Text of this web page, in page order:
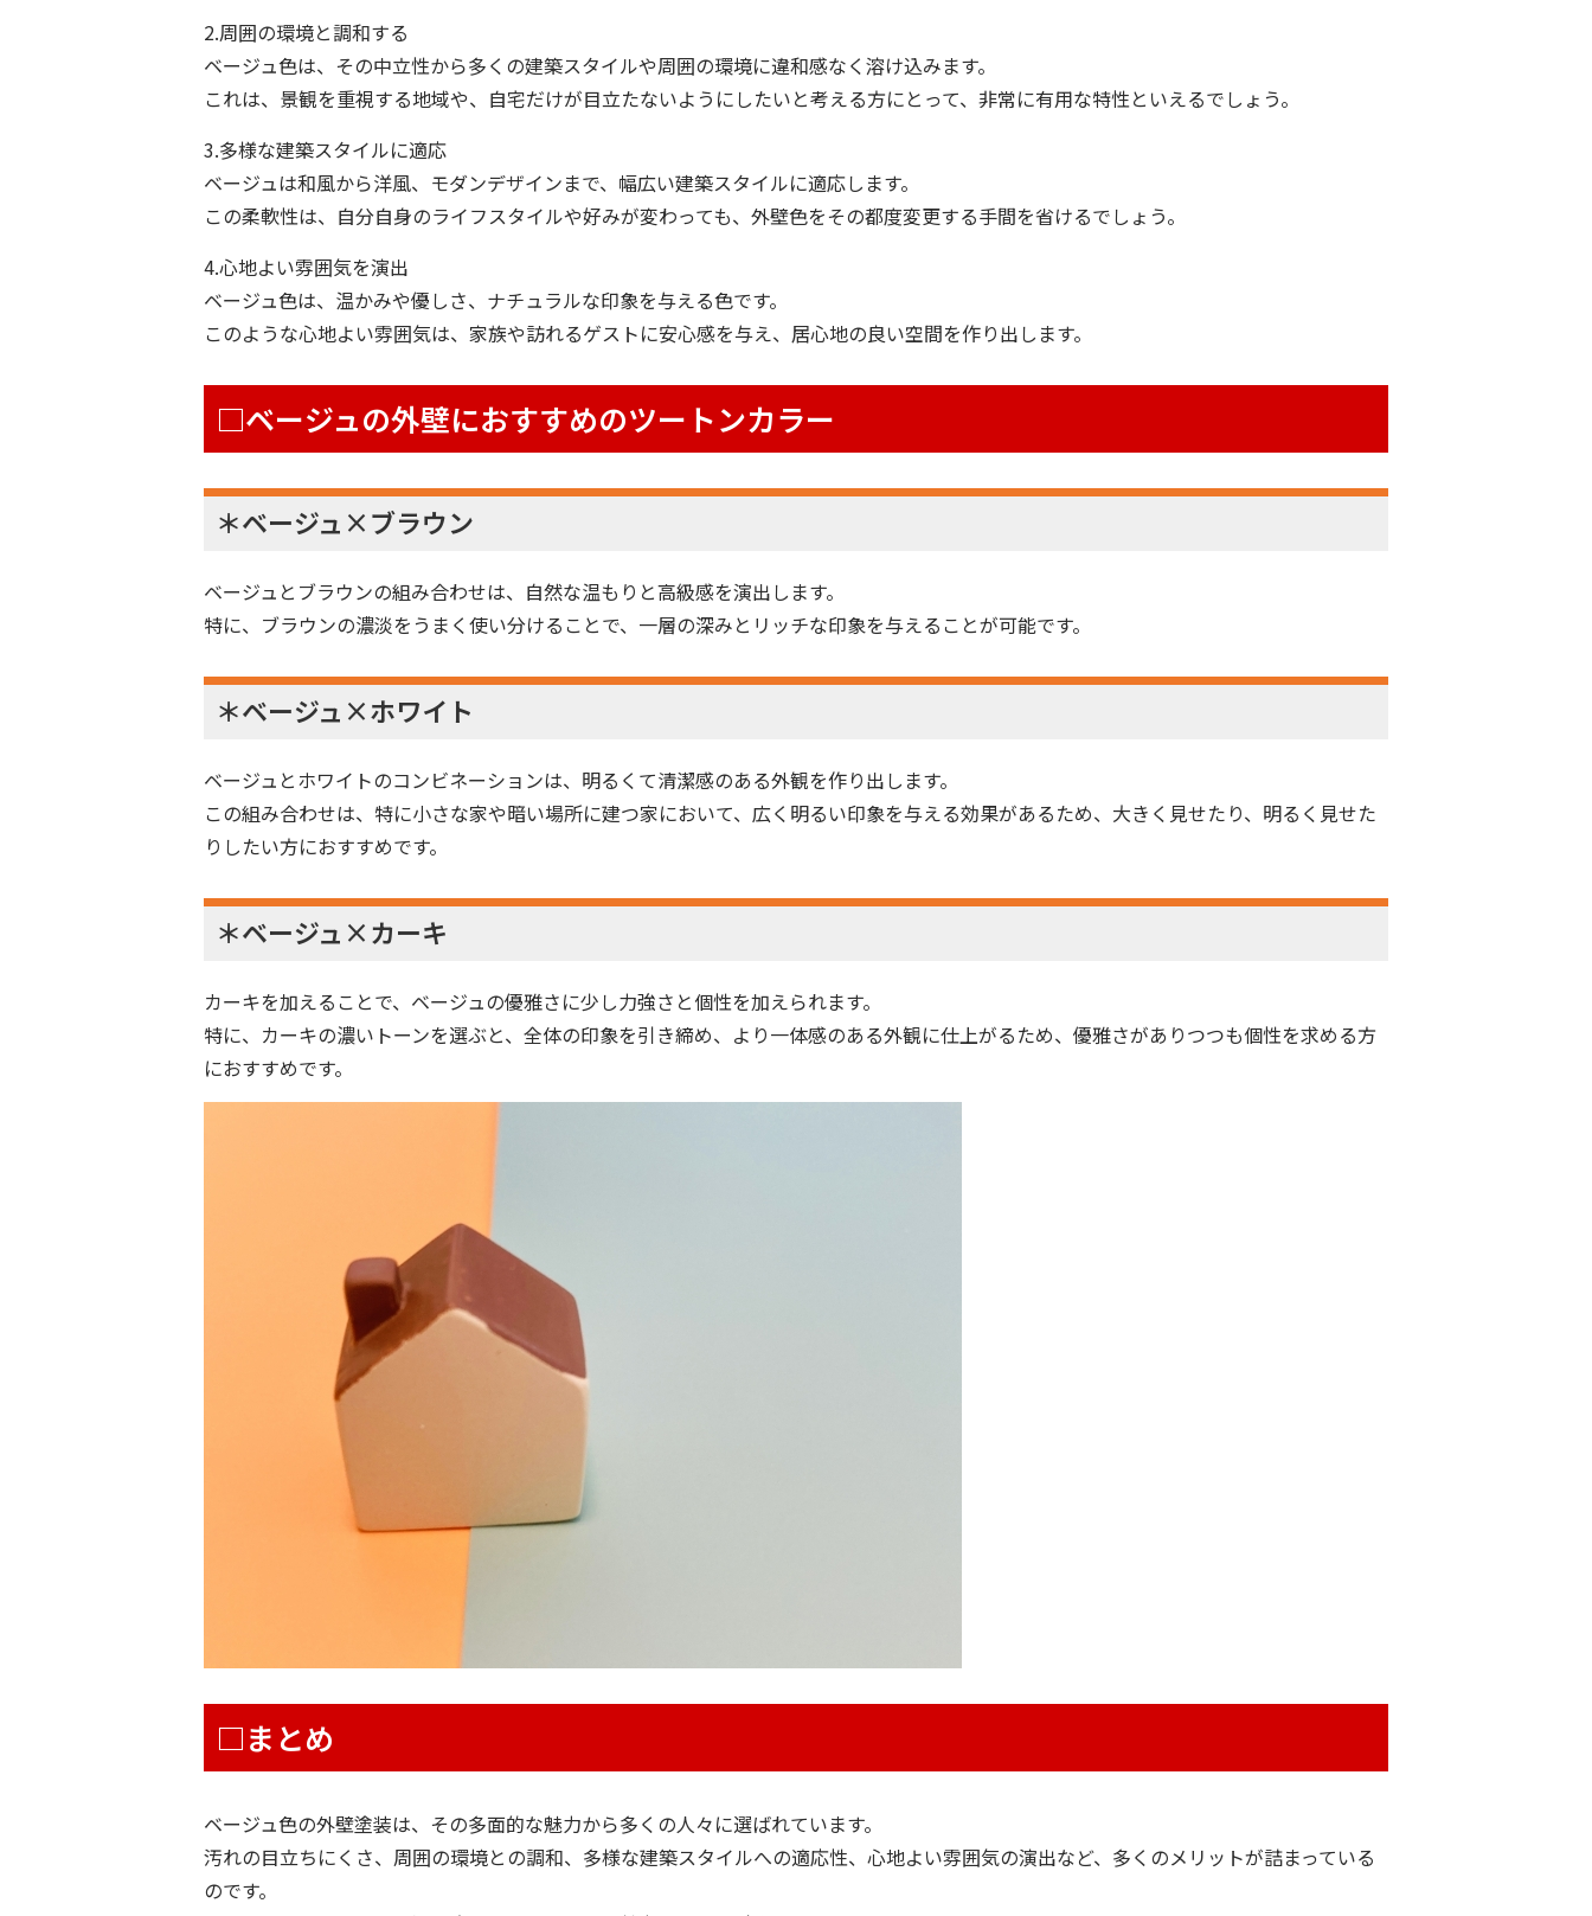
2.周囲の環境と調和する
ベージュ色は、その中立性から多くの建築スタイルや周囲の環境に違和感なく溶け込みます。
これは、景観を重視する地域や、自宅だけが目立たないようにしたいと考える方にとって、非常に有用な特性といえるでしょう。
3.多様な建築スタイルに適応
ベージュは和風から洋風、モダンデザインまで、幅広い建築スタイルに適応します。
この柔軟性は、自分自身のライフスタイルや好みが変わっても、外壁色をその都度変更する手間を省けるでしょう。
4.心地よい雰囲気を演出
ベージュ色は、温かみや優しさ、ナチュラルな印象を与える色です。
このような心地よい雰囲気は、家族や訪れるゲストに安心感を与え、居心地の良い空間を作り出します。
□ベージュの外壁におすすめのツートンカラー
＊ベージュ×ブラウン
ベージュとブラウンの組み合わせは、自然な温もりと高級感を演出します。
特に、ブラウンの濃淡をうまく使い分けることで、一層の深みとリッチな印象を与えることが可能です。
＊ベージュ×ホワイト
ベージュとホワイトのコンビネーションは、明るくて清潔感のある外観を作り出します。
この組み合わせは、特に小さな家や暗い場所に建つ家において、広く明るい印象を与える効果があるため、大きく見せたり、明るく見せた
りしたい方におすすめです。
＊ベージュ×カーキ
カーキを加えることで、ベージュの優雅さに少し力強さと個性を加えられます。
特に、カーキの濃いトーンを選ぶと、全体の印象を引き締め、より一体感のある外観に仕上がるため、優雅さがありつつも個性を求める方
におすすめです。
□まとめ
ベージュ色の外壁塗装は、その多面的な魅力から多くの人々に選ばれています。
汚れの目立ちにくさ、周囲の環境との調和、多様な建築スタイルへの適応性、心地よい雰囲気の演出など、多くのメリットが詰まっている
のです。